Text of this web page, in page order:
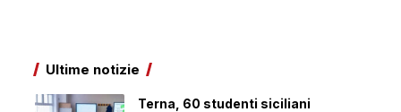
Ultime notizie
Terna, 60 studenti siciliani